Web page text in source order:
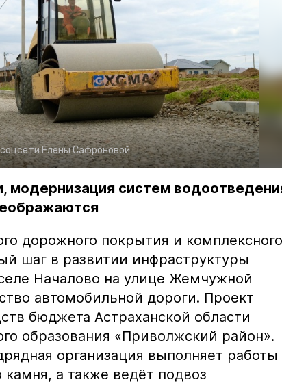
соцсети Елены Сафроновой
модернизация систем
дорожного покрытия и комплексного
шаг в развитии инфраструктуры
Началово на улице Жемчужной
автомобильной дороги. Проект
бюджета Астраханской области
образования «Приволжский район».
организация выполняет работы
камня, а также ведёт подвоз